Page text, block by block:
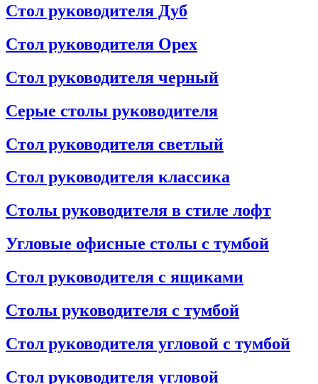
Стол руководителя Дуб
Стол руководителя Орех
Стол руководителя черный
Серые столы руководителя
Стол руководителя светлый
Стол руководителя классика
Столы руководителя в стиле лофт
Угловые офисные столы с тумбой
Стол руководителя с ящиками
Столы руководителя с тумбой
Стол руководителя угловой с тумбой
Стол руководителя угловой